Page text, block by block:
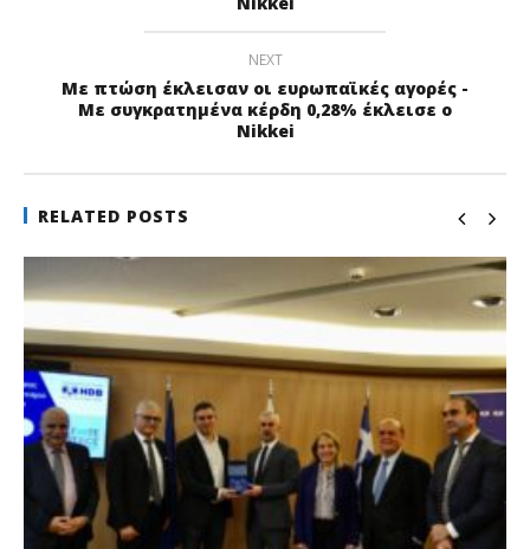
NEXT
Με πτώση έκλεισαν οι ευρωπαϊκές αγορές -
Με συγκρατημένα κέρδη 0,28% έκλεισε ο
Nikkei
RELATED POSTS